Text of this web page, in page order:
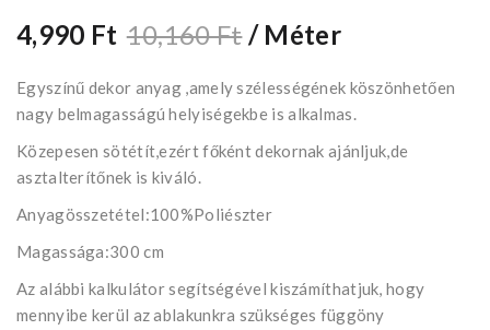
4,990 Ft 10,160 Ft/ Méter
Egyszínű dekor anyag ,amely szélességének köszönhetően
nagy belmagasságú helyiségekbe is alkalmas.
Közepesen sötétít,ezért főként dekornak ajánljuk,de
asztalterítőnek is kiváló.
Anyagösszetétel:100%Poliészter
Magassága:300 cm
Az alábbi kalkulátor segítségével kiszámíthatjuk, hogy
mennyibe kerül az ablakunkra szükséges függöny